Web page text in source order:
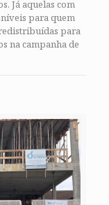
Já aquelas com
para quem
para
na campanha de